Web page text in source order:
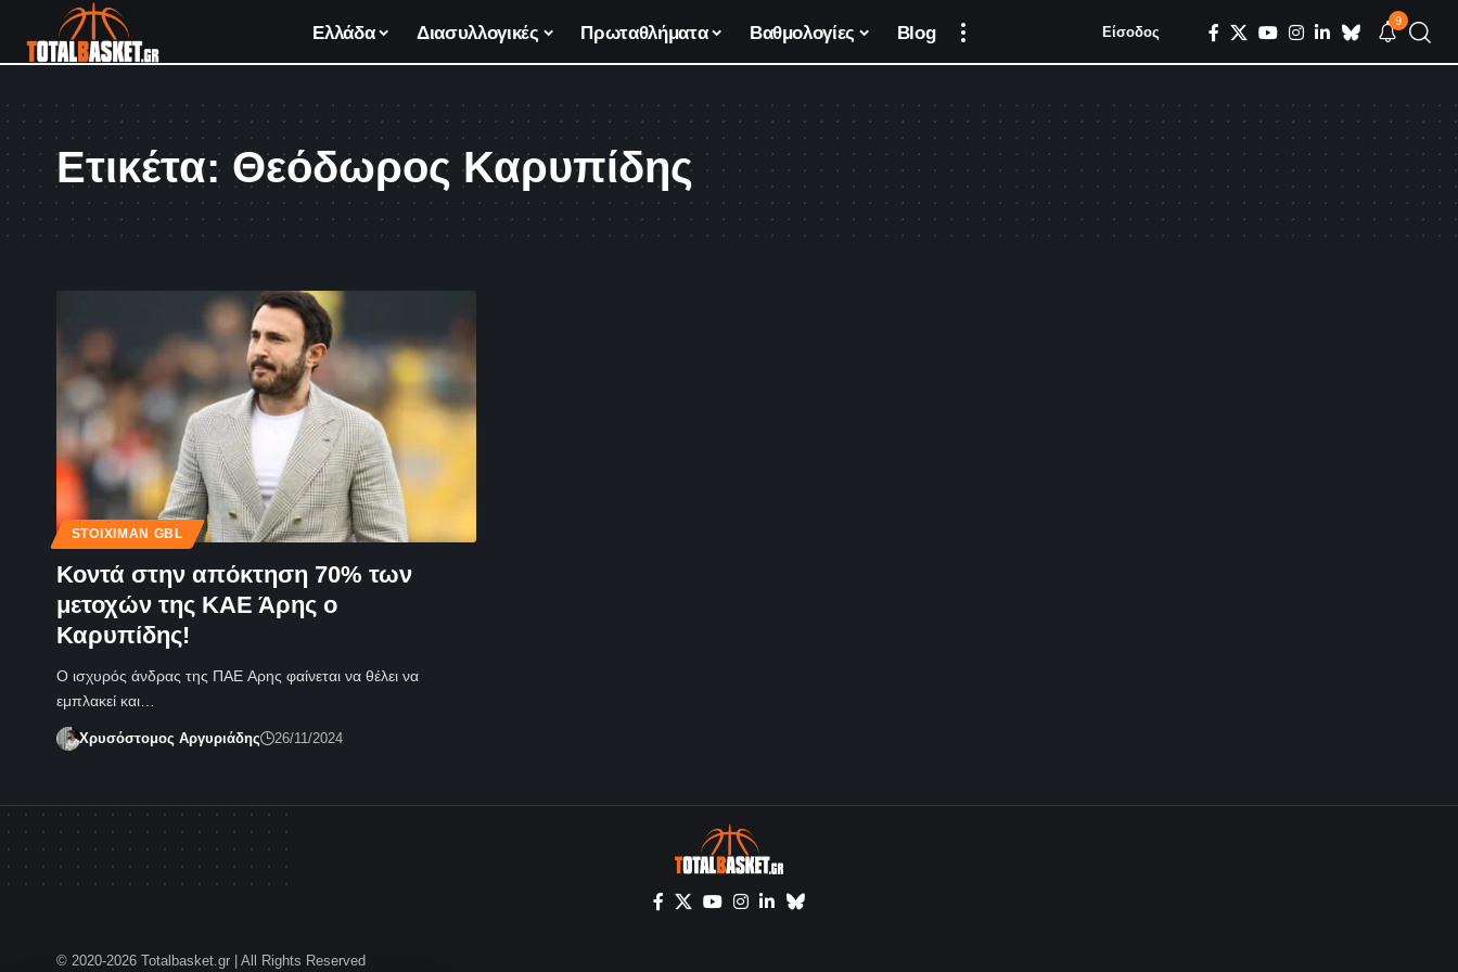
Ελλάδα Διασυλλογικές Πρωταθλήματα Βαθμολογίες Blog Είσοδος
9
Ετικέτα: Θεόδωρος Καρυπίδης
STOIXIMAN GBL
Κοντά στην απόκτηση 70% των
μετοχών της ΚΑΕ Άρης ο
Καρυπίδης!
Ο ισχυρός άνδρας της ΠΑΕ Αρης φαίνεται να θέλει να
εμπλακεί και…
Χρυσόστομος Αργυριάδης 26/11/2024
© 2020-2026 Totalbasket.gr | All Rights Reserved